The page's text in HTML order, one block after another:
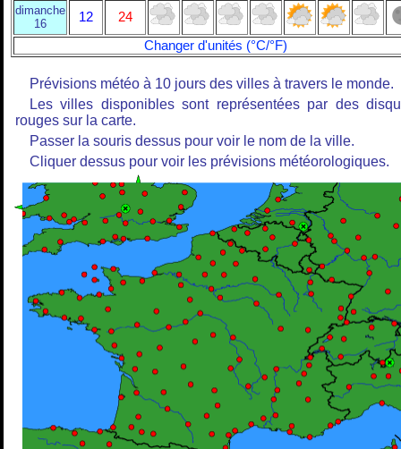
dimanche
16
12
24
Changer d'unités (°C/°F)
Prévisions météo à 10 jours des villes à travers le monde.
Les villes disponibles sont représentées par des
rouges sur la carte.
Passer la souris dessus pour voir le nom de la ville.
Cliquer dessus pour voir les prévisions météorologiques.